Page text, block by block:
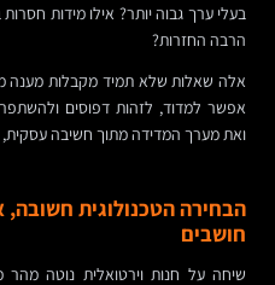
בעלי ערך גבוה יותר? אילו מידות
הרבה החזרות?
אלה שאלות שלא תמיד מקבלות מענה
אפשר למדוד, לזהות דפוסים
ואת מערך המדידה מתוך חשיבה עסקית,
הבחירה הטכנולוגית
חושבים
שיחה על חנות וירטואלית נוטה